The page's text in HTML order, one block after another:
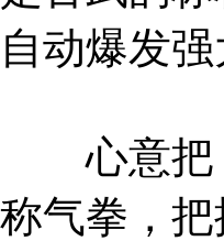
自动爆发
心意把，
称气拳，